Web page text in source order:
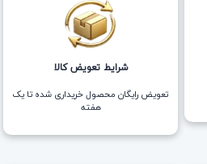
شرایط تعویض کالا
تعویض رایگان محصول خریداری شده تا یک
هفته